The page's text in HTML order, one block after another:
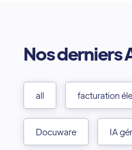
Nos derniers
all facturation
Docuware IA